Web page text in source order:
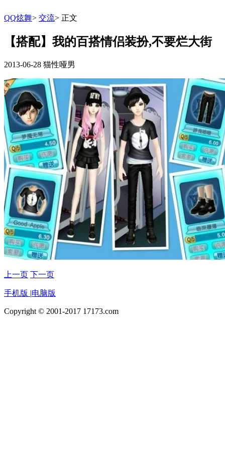
QQ炫舞> 交流> 正文
【搭配】我的百搭情侣装扮,不要烂大街
2013-06-28 猫性哑男
上一页 下一页
手机版 |电脑版
Copyright © 2001-2017 17173.com